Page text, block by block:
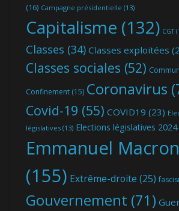
(16) Campagne présidentielle (13)
Capitalisme (132) CGT
Classes (34) Classes exploitées
Classes sociales (52)
Confinement (15) Coronavirus
Covid-19 (55) COVID19 (23)
législatives (13) Elections législatives 2024
Emmanuel Macron
(155) Extrême-droite (25)
Gouvernement (71)